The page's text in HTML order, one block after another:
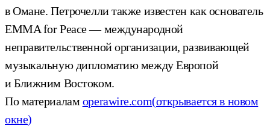
в Омане. Петрочелли также известен как основатель
EMMA for Peace — международной
неправительственной организации, развивающей
музыкальную дипломатию между Европой
и Ближним Востоком.
По материалам operawire.com(открывается в новом
окне)